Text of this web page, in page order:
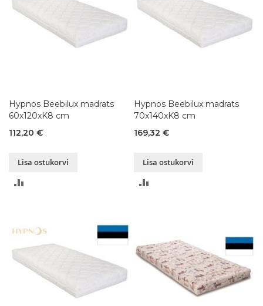
Hypnos Beebilux madrats
60x120xK8 cm
112,20 €
Lisa ostukorvi
Hypnos Beebilux madrats
70x140xK8 cm
169,32 €
Lisa ostukorvi